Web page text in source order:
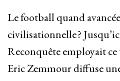
Le football quand
civilisationnelle ?
Reconquête employait
Eric Zemmour diffuse